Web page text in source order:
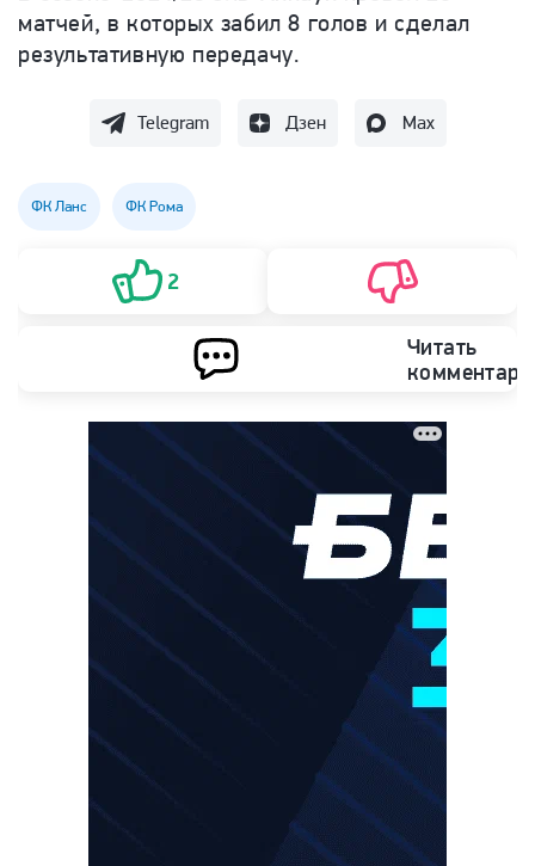
матчей, в которых забил 8 голов и сделал
результативную передачу.
Telegram Дзен Max
ФК Ланс ФК Рома
2
Читать